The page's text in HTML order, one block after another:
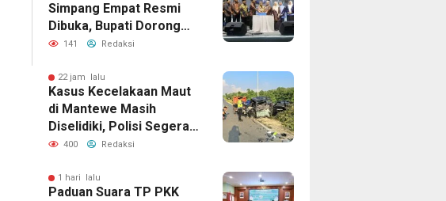
Simpang Empat Resmi
Dibuka, Bupati Dorong
Lahirnya Generasi
141 Redaksi
22 jam lalu
Kasus Kecelakaan Maut
di Mantewe Masih
Diselidiki, Polisi Segera
Rilis Hasil
400 Redaksi
1 hari lalu
Paduan Suara TP PKK